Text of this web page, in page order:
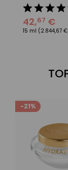
42,67 €
15 ml (2.844,67
-21%